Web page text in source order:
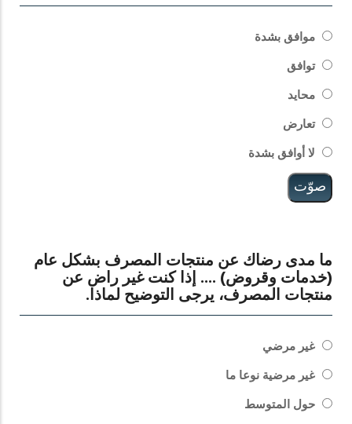
موافق بشدة
توافق
محايد
تعارض
لا أوافق بشدة
ما مدى رضاك عن منتجات المصرف بشكل عام
(خدمات وقروض) .... إذا كنت غير راض عن
منتجات المصرف، يرجى التوضيح لماذا.
غير مرضي
غير مرضية نوعا ما
حول المتوسط